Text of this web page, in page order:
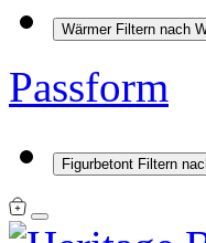
Wärmer Filtern nach
Passform
Figurbetont Filtern